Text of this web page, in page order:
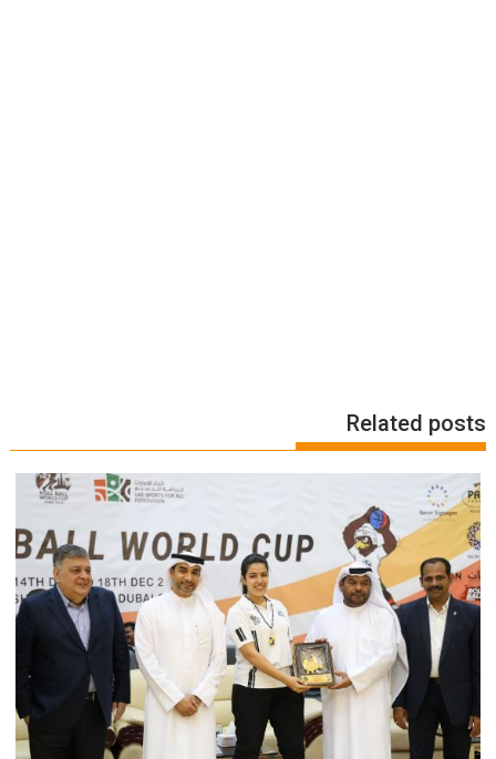
Related posts